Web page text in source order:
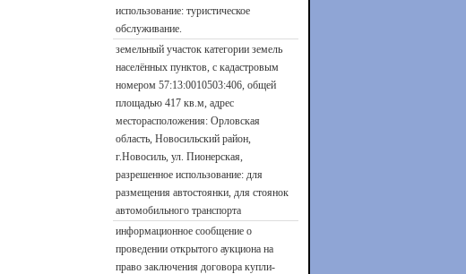
использование: туристическое
обслуживание.
земельный участок категории земель
населённых пунктов, с кадастровым
номером 57:13:0010503:406, общей
площадью 417 кв.м, адрес
месторасположения: Орловская
область, Новосильский район,
г.Новосиль, ул. Пионерская,
разрешенное использование: для
размещения автостоянки, для стоянок
автомобильного транспорта
информационное сообщение о
проведении открытого аукциона на
право заключения договора купли-